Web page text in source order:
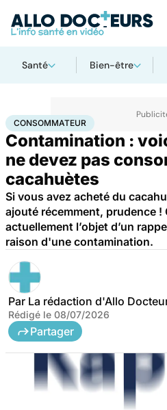
Santé Bien-être
AccueilSantéConsommateur
CONSOMMATEUR
Contamination :
ne devez pas
cacahuètes
Si vous avez acheté du
ajouté récemment, prudence
actuellement l’objet d’un
raison d'une contamination.
Par La rédaction d'Allo
Rédigé le 08/07/2026
Partager